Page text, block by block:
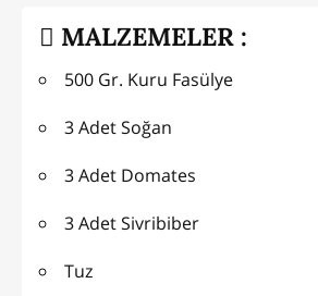
MALZEMELER :
500 Gr. Kuru Fasülye
3 Adet Soğan
3 Adet Domates
3 Adet Sivribiber
Tuz